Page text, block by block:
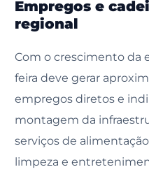
Empregos e
regional
Com o crescimento da
feira deve gerar
empregos diretos e
montagem da
serviços de
limpeza e